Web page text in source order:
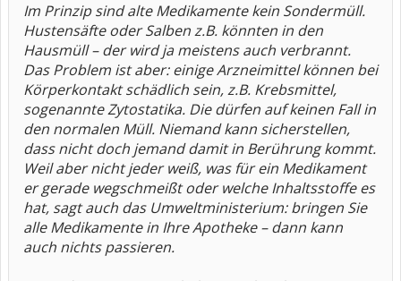
Im Prinzip sind alte Medikamente kein Sondermüll.
Hustensäfte oder Salben z.B. könnten in den
Hausmüll – der wird ja meistens auch verbrannt.
Das Problem ist aber: einige Arzneimittel können bei
Körperkontakt schädlich sein, z.B. Krebsmittel,
sogenannte Zytostatika. Die dürfen auf keinen Fall in
den normalen Müll. Niemand kann sicherstellen,
dass nicht doch jemand damit in Berührung kommt.
Weil aber nicht jeder weiß, was für ein Medikament
er gerade wegschmeißt oder welche Inhaltsstoffe es
hat, sagt auch das Umweltministerium: bringen Sie
alle Medikamente in Ihre Apotheke – dann kann
auch nichts passieren.